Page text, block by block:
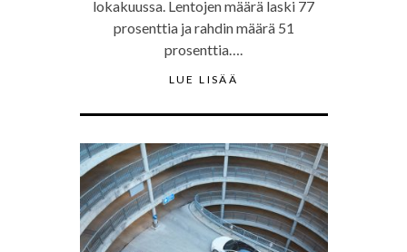
lokakuussa. Lentojen määrä laski 77
prosenttia ja rahdin määrä 51
prosenttia….
LUE LISÄÄ